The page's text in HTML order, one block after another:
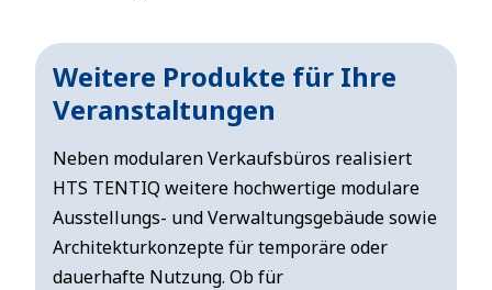
Weitere Produkte für Ihre
Veranstaltungen
Neben modularen Verkaufsbüros realisiert
HTS TENTIQ weitere hochwertige modulare
Ausstellungs- und Verwaltungsgebäude sowie
Architekturkonzepte für temporäre oder
dauerhafte Nutzung. Ob für